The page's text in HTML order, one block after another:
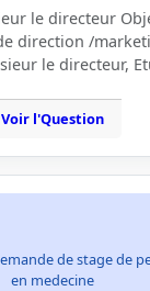
le directeur
direction /
le directeur,
Voir l'Question
de stage de
en medecine